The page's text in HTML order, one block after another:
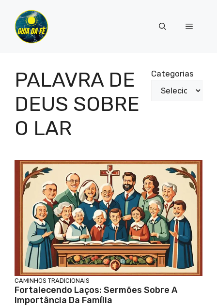
para
conteúdo
Menu
PALAVRA DE
DEUS SOBRE
O LAR
Categorias
CAMINHOS TRADICIONAIS
Fortalecendo Laços: Sermões Sobre A
Importância Da Família